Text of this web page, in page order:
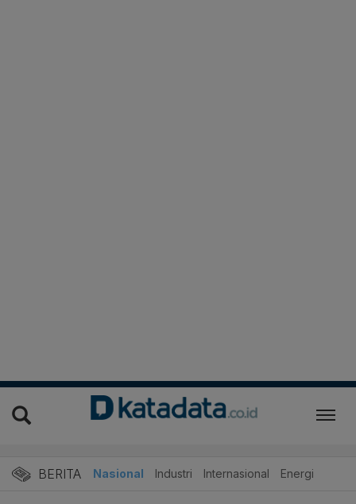
BERITA Nasional Industri Internasional Energi